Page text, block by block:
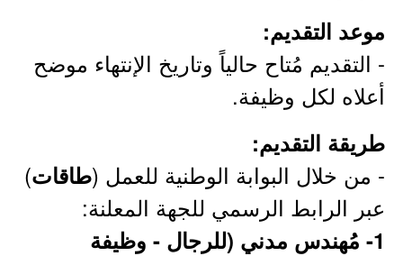
موعد التقديم:
- التقديم مُتاح حالياً وتاريخ الإنتهاء موضح
أعلاه لكل وظيفة.
طريقة التقديم:
- من خلال البوابة الوطنية للعمل (طاقات)
عبر الرابط الرسمي للجهة المعلنة:
1- مُهندس مدني (للرجال - وظيفة